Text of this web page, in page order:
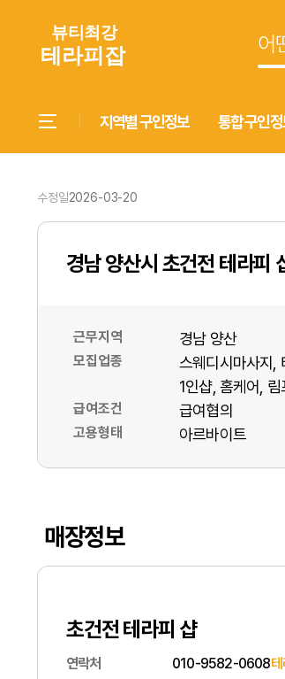
지역별 구인정보 통합 구인
수정일2026-03-20
경남 양산시 초건전 테라피
근무지역 경남 양산
모집업종 스웨디시마사지
1인샵 홈케어 림
급여조건 급여협의
고용형태 아르바이트
매장정보
초건전 테라피 샵
연락처 010-9582-0608